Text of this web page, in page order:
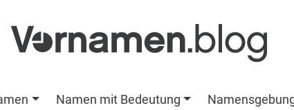
Namen mit Bedeutung